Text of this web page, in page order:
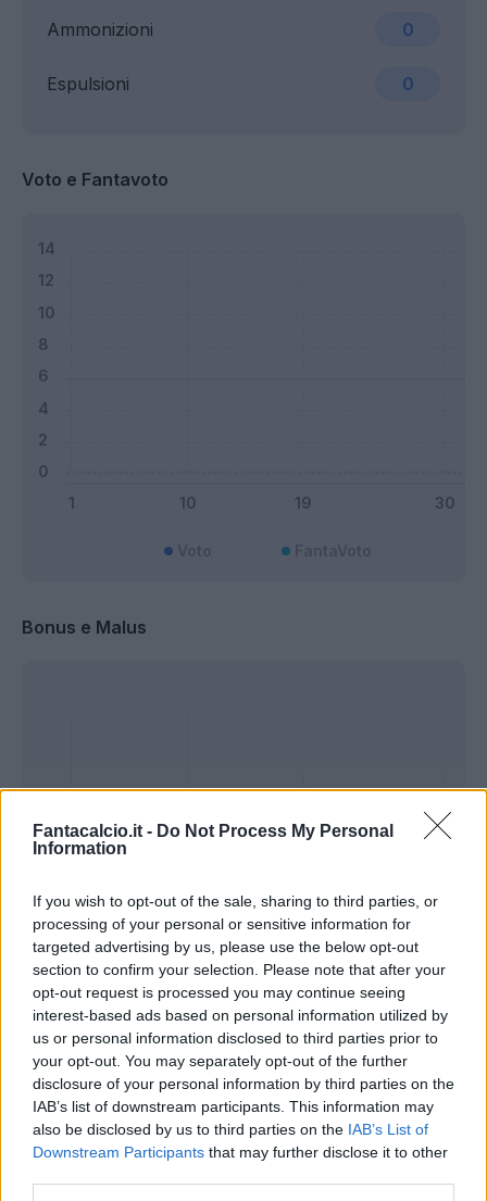
Fantacalcio.it - Do Not Process My Personal
Information
If you wish to opt-out of the sale, sharing to third parties, or
processing of your personal or sensitive information for
targeted advertising by us, please use the below opt-out
section to confirm your selection. Please note that after your
opt-out request is processed you may continue seeing
interest-based ads based on personal information utilized by
us or personal information disclosed to third parties prior to
your opt-out. You may separately opt-out of the further
disclosure of your personal information by third parties on the
IAB’s list of downstream participants. This information may
also be disclosed by us to third parties on the IAB’s List of
Downstream Participants that may further disclose it to other
Ammonizioni 0
Espulsioni 0
Voto e Fantavoto
Bonus e Malus
Bonus Malus
Presenze a
voto
Quotazioni